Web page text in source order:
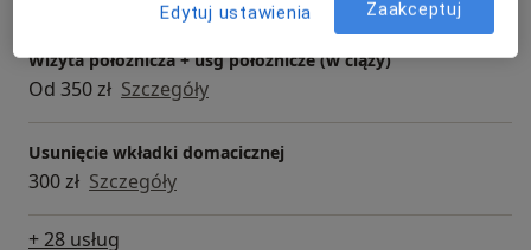
Wizyta położnicza + usg położnicze (w ciąży)
Od 350 zł Szczegóły
Usunięcie wkładki domacicznej
300 zł Szczegóły
+ 28 usług
Edytuj ustawienia Zaakceptuj